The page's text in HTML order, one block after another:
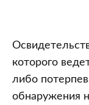
Что
такое
и
которого
либо
обнаружения